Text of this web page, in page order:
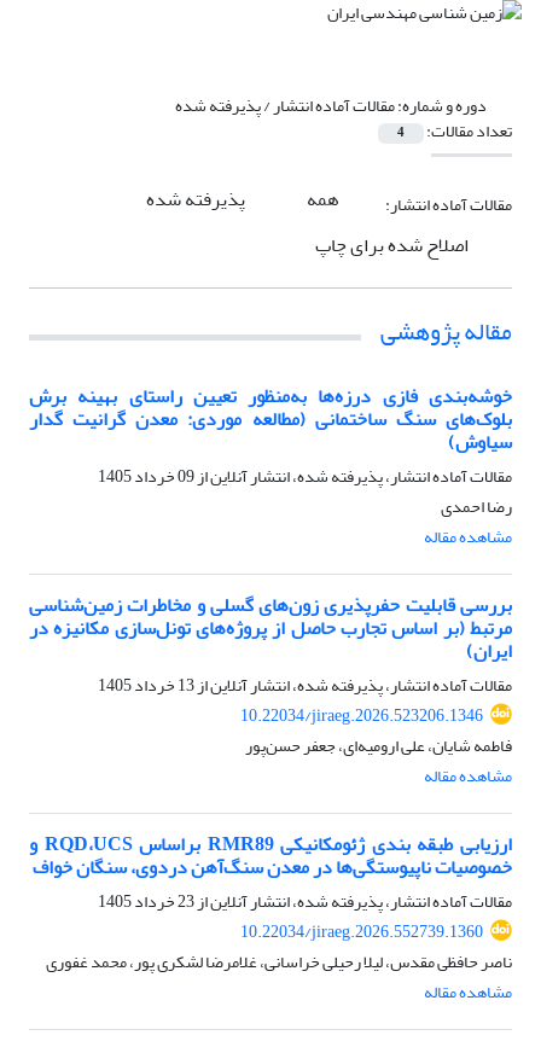
دوره و شماره:مقالات آماده انتشار / پذیرفته شده
تعداد مقالات: 4
مقالات آماده انتشار: همه
پذیرفته شده
اصلاح شده برای چاپ
مقاله پژوهشی
خوشه‌بندی فازی درزه‌ها به‌منظور تعیین راستای بهینه برش
بلوک‌های سنگ ساختمانی (مطالعه موردی: معدن گرانیت گدار
سیاوش)
مقالات آماده انتشار، پذیرفته شده، انتشار آنلاین از09 خرداد 1405
رضا احمدی
مشاهده مقاله
بررسی قابلیت حفرپذیری زون‌های گسلی و مخاطرات زمین‌شناسی
مرتبط (بر اساس تجارب حاصل از پروژه‌های تونل‌سازی مکانیزه در
ایران)
مقالات آماده انتشار، پذیرفته شده، انتشار آنلاین از13 خرداد 1405
10.22034/jiraeg.2026.523206.1346
فاطمه شایان، علی ارومیه‌ای، جعفر حسن‌پور
مشاهده مقاله
ارزیابی طبقه بندی ژئومکانیکی RMR89 براساس RQD،UCS و
خصوصیات ناپیوستگی‌ها در معدن سنگ‌آهن دردوی، سنگان خواف
مقالات آماده انتشار، پذیرفته شده، انتشار آنلاین از23 خرداد 1405
10.22034/jiraeg.2026.552739.1360
ناصر حافظی مقدس، لیلا رحیلی خراسانی، غلامرضا لشکری پور، محمد غفوری
مشاهده مقاله